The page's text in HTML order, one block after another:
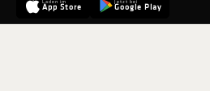
Laden im
App Store
Jetzt bei
Google Play